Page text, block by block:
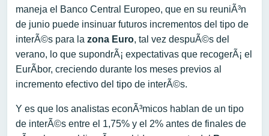
maneja el Banco Central Europeo, que en su reuniÃ³n
de junio puede insinuar futuros incrementos del tipo de
interÃ©s para la zona Euro, tal vez despuÃ©s del
verano, lo que supondrÃ¡ expectativas que recogerÃ¡ el
EurÃ­bor, creciendo durante los meses previos al
incremento efectivo del tipo de interÃ©s.
Y es que los analistas econÃ³micos hablan de un tipo
de interÃ©s entre el 1,75% y el 2% antes de finales de